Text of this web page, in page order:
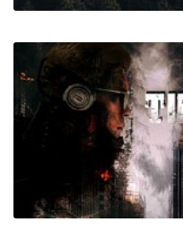
HUNTING